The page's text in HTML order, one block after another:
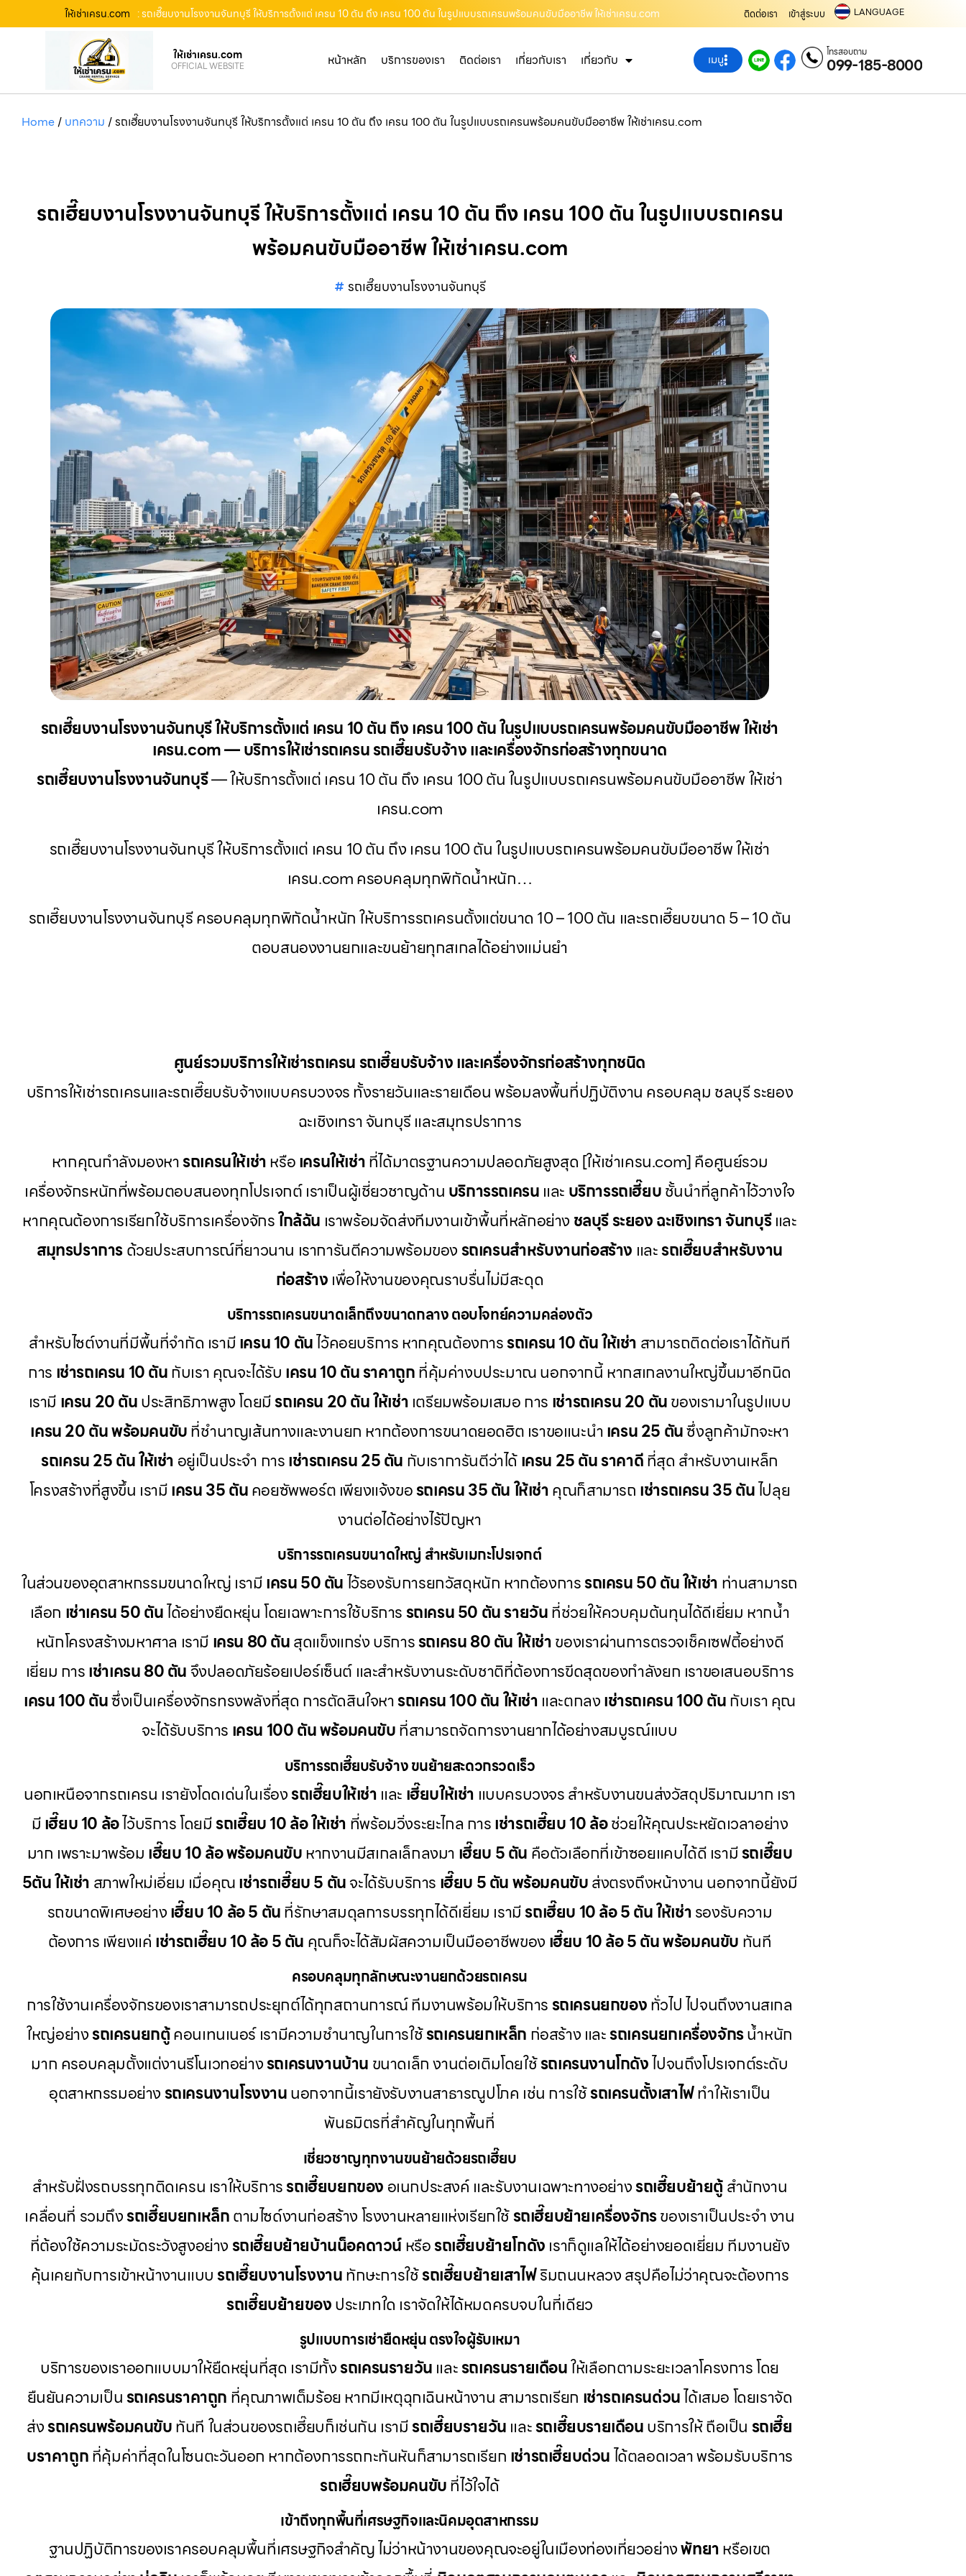
ให้เช่าเครน.com : รถเฮี๊ยบงานโรงงานจันทบุรี ให้บริการตั้งแต่ เครน 10 ตัน ถึง เครน 100 ตัน ในรูปแบบรถเครนพร้อมคนขับมืออาชีพ ให้เช่าเครน.com ติดต่อเรา เข้าสู่ระบบ LANGUAGE
ให้เช่าเครน.com
OFFICIAL WEBSITE หน้าหลัก บริการของเรา ติดต่อเรา เกี่ยวกับเรา เกี่ยวกับ เมนู โทรสอบถาม
099-185-8000
Home/ บทความ /รถเฮี๊ยบงานโรงงานจันทบุรี ให้บริการตั้งแต่ เครน 10 ตัน ถึง เครน 100 ตัน ในรูปแบบรถเครนพร้อมคนขับมืออาชีพ ให้เช่าเครน.com
รถเฮี๊ยบงานโรงงานจันทบุรี ให้บริการตั้งแต่ เครน 10 ตัน ถึง เครน 100 ตัน ในรูปแบบรถเครน
พร้อมคนขับมืออาชีพ ให้เช่าเครน.com
รถเฮี๊ยบงานโรงงานจันทบุรี
รถเฮี๊ยบงานโรงงานจันทบุรี ให้บริการตั้งแต่ เครน 10 ตัน ถึง เครน 100 ตัน ในรูปแบบรถเครนพร้อมคนขับมืออาชีพ ให้เช่า
เครน.com — บริการให้เช่ารถเครน รถเฮี๊ยบรับจ้าง และเครื่องจักรก่อสร้างทุกขนาด
รถเฮี๊ยบงานโรงงานจันทบุรี— ให้บริการตั้งแต่ เครน 10 ตัน ถึง เครน 100 ตัน ในรูปแบบรถเครนพร้อมคนขับมืออาชีพ ให้เช่า
เครน.com
รถเฮี๊ยบงานโรงงานจันทบุรี ให้บริการตั้งแต่ เครน 10 ตัน ถึง เครน 100 ตัน ในรูปแบบรถเครนพร้อมคนขับมืออาชีพ ให้เช่า
เครน.com ครอบคลุมทุกพิกัดน้ำหนัก…
รถเฮี๊ยบงานโรงงานจันทบุรี ครอบคลุมทุกพิกัดน้ำหนัก ให้บริการรถเครนตั้งแต่ขนาด 10 – 100 ตัน และรถเฮี๊ยบขนาด 5 – 10 ตัน
ตอบสนองงานยกและขนย้ายทุกสเกลได้อย่างแม่นยำ
ศูนย์รวมบริการให้เช่ารถเครน รถเฮี๊ยบรับจ้าง และเครื่องจักรก่อสร้างทุกชนิด
บริการให้เช่ารถเครนและรถเฮี๊ยบรับจ้างแบบครบวงจร ทั้งรายวันและรายเดือน พร้อมลงพื้นที่ปฏิบัติงาน ครอบคลุม ชลบุรี ระยอง
ฉะเชิงเทรา จันทบุรี และสมุทรปราการ
หากคุณกำลังมองหารถเครนให้เช่าหรือเครนให้เช่าที่ได้มาตรฐานความปลอดภัยสูงสุด [ให้เช่าเครน.com] คือศูนย์รวม
เครื่องจักรหนักที่พร้อมตอบสนองทุกโปรเจกต์ เราเป็นผู้เชี่ยวชาญด้าน บริการรถเครน และ บริการรถเฮี๊ยบชั้นนำที่ลูกค้าไว้วางใจ
หากคุณต้องการเรียกใช้บริการเครื่องจักรใกล้ฉัน เราพร้อมจัดส่งทีมงานเข้าพื้นที่หลักอย่าง ชลบุรี ระยอง ฉะเชิงเทรา จันทบุรีและ
สมุทรปราการด้วยประสบการณ์ที่ยาวนาน เราการันตีความพร้อมของรถเครนสำหรับงานก่อสร้าง และรถเฮี๊ยบสำหรับงาน
ก่อสร้าง เพื่อให้งานของคุณราบรื่นไม่มีสะดุด
บริการรถเครนขนาดเล็กถึงขนาดกลาง ตอบโจทย์ความคล่องตัว
สำหรับไซต์งานที่มีพื้นที่จำกัด เรามีเครน 10 ตันไว้คอยบริการ หากคุณต้องการรถเครน 10 ตัน ให้เช่า สามารถติดต่อเราได้ทันที
การ เช่ารถเครน 10 ตันกับเรา คุณจะได้รับ เครน 10 ตัน ราคาถูกที่คุ้มค่างบประมาณ นอกจากนี้ หากสเกลงานใหญ่ขึ้นมาอีกนิด
เรามี เครน 20 ตันประสิทธิภาพสูง โดยมีรถเครน 20 ตัน ให้เช่า เตรียมพร้อมเสมอ การ เช่ารถเครน 20 ตันของเรามาในรูปแบบ
เครน 20 ตัน พร้อมคนขับที่ชำนาญเส้นทางและงานยก หากต้องการขนาดยอดฮิต เราขอแนะนำเครน 25 ตันซึ่งลูกค้ามักจะหา
รถเครน 25 ตัน ให้เช่า อยู่เป็นประจำ การเช่ารถเครน 25 ตัน กับเราการันตีว่าได้เครน 25 ตัน ราคาดีที่สุด สำหรับงานเหล็ก
โครงสร้างที่สูงขึ้น เรามีเครน 35 ตันคอยซัพพอร์ต เพียงแจ้งขอรถเครน 35 ตัน ให้เช่าคุณก็สามารถ เช่ารถเครน 35 ตันไปลุย
งานต่อได้อย่างไร้ปัญหา
บริการรถเครนขนาดใหญ่ สำหรับเมกะโปรเจกต์
ในส่วนของอุตสาหกรรมขนาดใหญ่ เรามีเครน 50 ตันไว้รองรับการยกวัสดุหนัก หากต้องการรถเครน 50 ตัน ให้เช่า ท่านสามารถ
เลือก เช่าเครน 50 ตันได้อย่างยืดหยุ่น โดยเฉพาะการใช้บริการรถเครน 50 ตัน รายวันที่ช่วยให้ควบคุมต้นทุนได้ดีเยี่ยม หากน้ำ
หนักโครงสร้างมหาศาล เรามี เครน 80 ตันสุดแข็งแกร่ง บริการรถเครน 80 ตัน ให้เช่าของเราผ่านการตรวจเช็คเซฟตี้อย่างดี
เยี่ยม การเช่าเครน 80 ตันจึงปลอดภัยร้อยเปอร์เซ็นต์ และสำหรับงานระดับชาติที่ต้องการขีดสุดของกำลังยก เราขอเสนอบริการ
เครน 100 ตันซึ่งเป็นเครื่องจักรทรงพลังที่สุด การตัดสินใจหารถเครน 100 ตัน ให้เช่า และตกลงเช่ารถเครน 100 ตันกับเรา คุณ
จะได้รับบริการ เครน 100 ตัน พร้อมคนขับที่สามารถจัดการงานยากได้อย่างสมบูรณ์แบบ
บริการรถเฮี๊ยบรับจ้าง ขนย้ายสะดวกรวดเร็ว
นอกเหนือจากรถเครน เรายังโดดเด่นในเรื่องรถเฮี๊ยบให้เช่า และ เฮี๊ยบให้เช่า แบบครบวงจร สำหรับงานขนส่งวัสดุปริมาณมาก เรา
มีเฮี๊ยบ 10 ล้อไว้บริการ โดยมีรถเฮี๊ยบ 10 ล้อ ให้เช่า ที่พร้อมวิ่งระยะไกล การเช่ารถเฮี๊ยบ 10 ล้อช่วยให้คุณประหยัดเวลาอย่าง
มาก เพราะมาพร้อม เฮี๊ยบ 10 ล้อ พร้อมคนขับหากงานมีสเกลเล็กลงมา เฮี๊ยบ 5 ตัน คือตัวเลือกที่เข้าซอยแคบได้ดี เรามีรถเฮี๊ยบ
5ตัน ให้เช่า สภาพใหม่เอี่ยม เมื่อคุณเช่ารถเฮี๊ยบ 5 ตันจะได้รับบริการ เฮี๊ยบ 5 ตัน พร้อมคนขับส่งตรงถึงหน้างาน นอกจากนี้ยังมี
รถขนาดพิเศษอย่างเฮี๊ยบ 10 ล้อ 5 ตันที่รักษาสมดุลการบรรทุกได้ดีเยี่ยม เรามีรถเฮี๊ยบ 10 ล้อ 5 ตัน ให้เช่ารองรับความ
ต้องการ เพียงแค่ เช่ารถเฮี๊ยบ 10 ล้อ 5 ตัน คุณก็จะได้สัมผัสความเป็นมืออาชีพของ เฮี๊ยบ 10 ล้อ 5 ตัน พร้อมคนขับ ทันที
ครอบคลุมทุกลักษณะงานยกด้วยรถเครน
การใช้งานเครื่องจักรของเราสามารถประยุกต์ได้ทุกสถานการณ์ ทีมงานพร้อมให้บริการรถเครนยกของทั่วไป ไปจนถึงงานสเกล
ใหญ่อย่างรถเครนยกตู้คอนเทนเนอร์ เรามีความชำนาญในการใช้รถเครนยกเหล็ก ก่อสร้าง และรถเครนยกเครื่องจักรน้ำหนัก
มาก ครอบคลุมตั้งแต่งานรีโนเวทอย่างรถเครนงานบ้าน ขนาดเล็ก งานต่อเติมโดยใช้รถเครนงานโกดังไปจนถึงโปรเจกต์ระดับ
อุตสาหกรรมอย่างรถเครนงานโรงงานนอกจากนี้เรายังรับงานสาธารณูปโภค เช่น การใช้รถเครนตั้งเสาไฟทำให้เราเป็น
พันธมิตรที่สำคัญในทุกพื้นที่
เชี่ยวชาญทุกงานขนย้ายด้วยรถเฮี๊ยบ
สำหรับฝั่งรถบรรทุกติดเครน เราให้บริการรถเฮี๊ยบยกของ อเนกประสงค์ และรับงานเฉพาะทางอย่างรถเฮี๊ยบย้ายตู้สำนักงาน
เคลื่อนที่ รวมถึงรถเฮี๊ยบยกเหล็กตามไซด์งานก่อสร้าง โรงงานหลายแห่งเรียกใช้รถเฮี๊ยบย้ายเครื่องจักรของเราเป็นประจำ งาน
ที่ต้องใช้ความระมัดระวังสูงอย่างรถเฮี๊ยบย้ายบ้านน็อคดาวน์หรือรถเฮี๊ยบย้ายโกดัง เราก็ดูแลให้ได้อย่างยอดเยี่ยม ทีมงานยัง
คุ้นเคยกับการเข้าหน้างานแบบรถเฮี๊ยบงานโรงงานทักษะการใช้รถเฮี๊ยบย้ายเสาไฟริมถนนหลวง สรุปคือไม่ว่าคุณจะต้องการ
รถเฮี๊ยบย้ายของประเภทใด เราจัดให้ได้หมดครบจบในที่เดียว
รูปแบบการเช่ายืดหยุ่น ตรงใจผู้รับเหมา
บริการของเราออกแบบมาให้ยืดหยุ่นที่สุด เรามีทั้งรถเครนรายวัน และรถเครนรายเดือนให้เลือกตามระยะเวลาโครงการ โดย
ยืนยันความเป็นรถเครนราคาถูก ที่คุณภาพเต็มร้อย หากมีเหตุฉุกเฉินหน้างาน สามารถเรียก เช่ารถเครนด่วนได้เสมอ โดยเราจัด
ส่งรถเครนพร้อมคนขับทันที ในส่วนของรถเฮี๊ยบก็เช่นกัน เรามีรถเฮี๊ยบรายวัน และรถเฮี๊ยบรายเดือนบริการให้ ถือเป็น รถเฮี๊ย
บราคาถูกที่คุ้มค่าที่สุดในโซนตะวันออก หากต้องการรถกะทันหันก็สามารถเรียก เช่ารถเฮี๊ยบด่วนได้ตลอดเวลา พร้อมรับบริการ
รถเฮี๊ยบพร้อมคนขับที่ไว้ใจได้
เข้าถึงทุกพื้นที่เศรษฐกิจและนิคมอุตสาหกรรม
ฐานปฏิบัติการของเราครอบคลุมพื้นที่เศรษฐกิจสำคัญ ไม่ว่าหน้างานของคุณจะอยู่ในเมืองท่องเที่ยวอย่างพัทยาหรือเขต